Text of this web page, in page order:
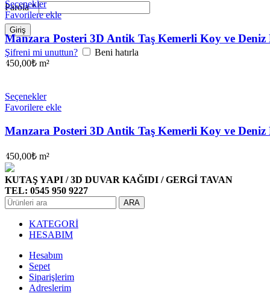
Parola*
Giriş
Şifreni mi unuttun? Beni hatırla
Seçenekler
Favorilere ekle
Manzara Posteri 3D Antik Taş Kemerli Koy ve Deniz
450,00₺ m²
Seçenekler
Favorilere ekle
Manzara Posteri 3D Antik Taş Kemerli Koy ve Deniz
450,00₺ m²
KUTAŞ YAPI / 3D DUVAR KAĞIDI / GERGİ TAVAN
TEL: 0545 950 9227
ARA
KATEGORİ
HESABIM
Hesabım
Sepet
Siparişlerim
Adreslerim